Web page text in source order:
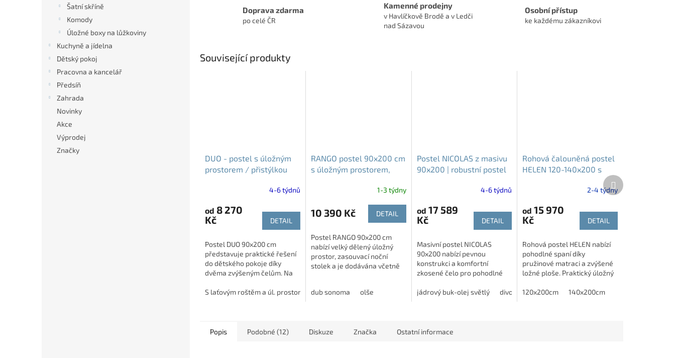
Šatní skříně
Komody
Úložné boxy na lůžkoviny
Kuchyně a jídelna
Dětský pokoj
Pracovna a kancelář
Předsíň
Zahrada
Novinky
Akce
Výprodej
Značky
Doprava zdarma
po celé ČR
Kamenné prodejny
v Havlíčkově Brodě a v Ledči
nad Sázavou
Osobní přístup
ke každému zákazníkovi
Související produkty
DUO - postel s úložným
prostorem / přistýlkou
4-6 týdnů
od 8 270
Kč
DETAIL
Postel DUO 90x200 cm
představuje praktické řešení
do dětského pokoje díky
dvěma zvýšeným čelům. Na
prostorem nebo výsuvnou
S laťovým roštěm a úl. prostorem (včetně roštu) S laťovým roštěm a přistýlkou (včetně roštu) S přípravou pro lamelový rošt a přistýlkou (bez
RANGO postel 90x200 cm
s úložným prostorem,
1-3 týdny
10 390 Kč DETAIL
Postel RANGO 90x200 cm
nabízí velký dělený úložný
prostor, zasouvací noční
stolek a je dodávána včetně
dub sonoma
olše
Postel NICOLAS z masivu
90x200 | robustní postel
4-6 týdnů
od 17 589
Kč
DETAIL
Masivní postel NICOLAS
90x200 nabízí pevnou
konstrukci a komfortní
zkosené čelo pro pohodlné
zajišťuje stabilitu a dlouhou
jádrový buk-olej světlý divoký jasan -olej šedý
Rohová čalouněná postel
HELEN 120-140x200 s
2-4 týdny
od 15 970
Kč
DETAIL
Rohová postel HELEN nabízí
pohodlné spaní díky
pružinové matraci a zvýšené
ložné ploše. Praktický úložný
zajišťují snadný přístup.
120x200cm 140x200cm
Další
produkt
Popis Podobné (12) Diskuze Značka Ostatní informace